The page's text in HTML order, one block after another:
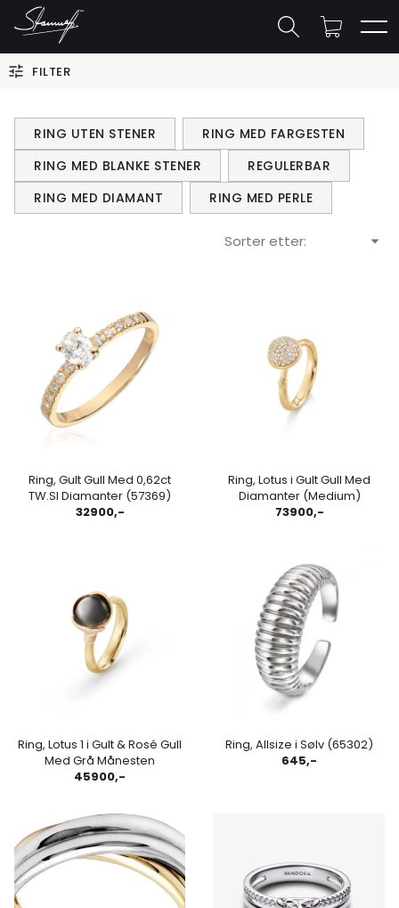
FILTER
RING UTEN STENER
RING MED FARGESTEN
RING MED BLANKE STENER
REGULERBAR
RING MED DIAMANT
RING MED PERLE
Sorter etter:
Ring, Gult Gull Med 0,62ct
TW.SI Diamanter (57369)
32900,-
Ring, Lotus i Gult Gull Med
Diamanter (Medium)
73900,-
Ring, Lotus 1 i Gult & Rosé Gull
Med Grå Månesten
45900,-
Ring, Allsize i Sølv (65302)
645,-